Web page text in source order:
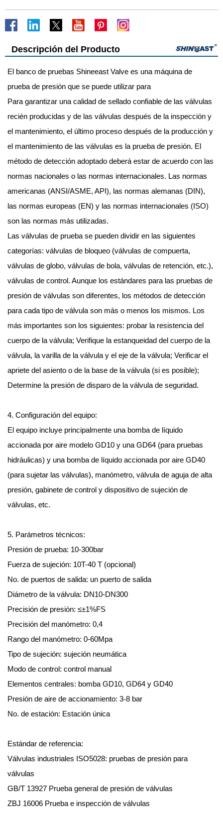
Descripción del Producto
El banco de pruebas Shineeast Valve es una máquina de
prueba de presión que se puede utilizar para
Para garantizar una calidad de sellado confiable de las válvulas
recién producidas y de las válvulas después de la inspección y
el mantenimiento, el último proceso después de la producción y
el mantenimiento de las válvulas es la prueba de presión. El
método de detección adoptado deberá estar de acuerdo con las
normas nacionales o las normas internacionales. Las normas
americanas (ANSI/ASME, API), las normas alemanas (DIN),
las normas europeas (EN) y las normas internacionales (ISO)
son las normas más utilizadas.
Las válvulas de prueba se pueden dividir en las siguientes
categorías: válvulas de bloqueo (válvulas de compuerta,
válvulas de globo, válvulas de bola, válvulas de retención, etc.),
válvulas de control. Aunque los estándares para las pruebas de
presión de válvulas son diferentes, los métodos de detección
para cada tipo de válvula son más o menos los mismos. Los
más importantes son los siguientes: probar la resistencia del
cuerpo de la válvula; Verifique la estanqueidad del cuerpo de la
válvula, la varilla de la válvula y el eje de la válvula; Verificar el
apriete del asiento o de la base de la válvula (si es posible);
Determine la presión de disparo de la válvula de seguridad.
4. Configuración del equipo:
El equipo incluye principalmente una bomba de líquido
accionada por aire modelo GD10 y una GD64 (para pruebas
hidráulicas) y una bomba de líquido accionada por aire GD40
(para sujetar las válvulas), manómetro, válvula de aguja de alta
presión, gabinete de control y dispositivo de sujeción de
válvulas, etc.
5. Parámetros técnicos:
Presión de prueba: 10-300bar
Fuerza de sujeción: 10T-40 T (opcional)
No. de puertos de salida: un puerto de salida
Diámetro de la válvula: DN10-DN300
Precisión de presión: ≤±1%FS
Precisión del manómetro: 0,4
Rango del manómetro: 0-60Mpa
Tipo de sujeción: sujeción neumática
Modo de control: control manual
Elementos centrales: bomba GD10, GD64 y GD40
Presión de aire de accionamiento: 3-8 bar
No. de estación: Estación única
Estándar de referencia:
Válvulas industriales ISO5028: pruebas de presión para
válvulas
GB/T 13927 Prueba general de presión de válvulas
ZBJ 16006 Prueba e inspección de válvulas